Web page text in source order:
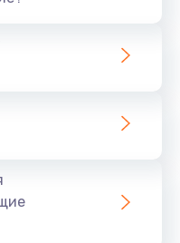
памяти